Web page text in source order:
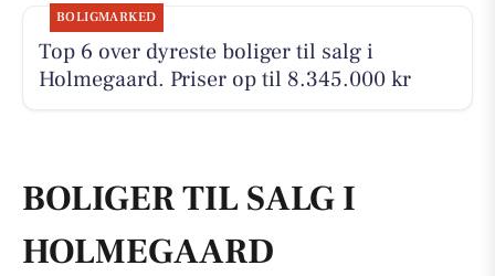
BOLIGMARKED
Top 6 over dyreste boliger til salg i
Holmegaard. Priser op til 8.345.000 kr
BOLIGER TIL SALG I
HOLMEGAARD